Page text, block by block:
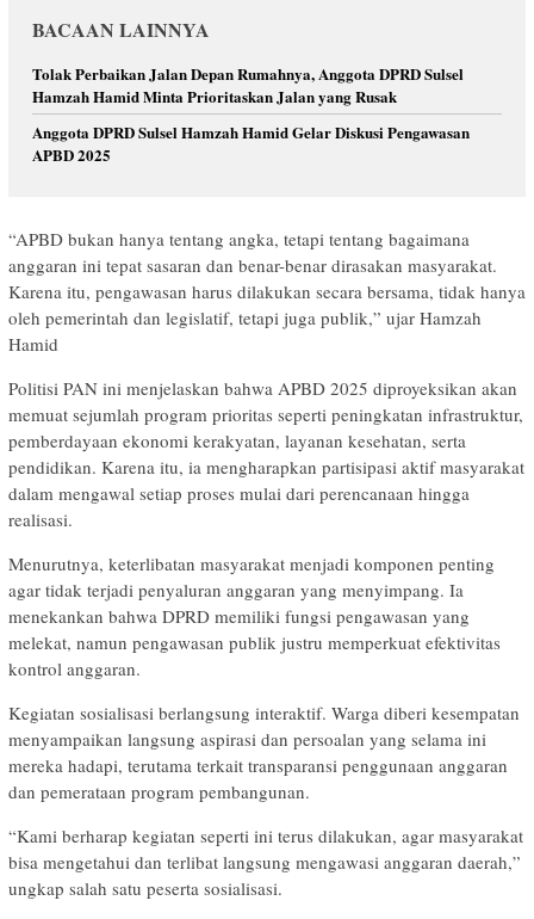
BACAAN LAINNYA
Tolak Perbaikan Jalan Depan Rumahnya, Anggota DPRD Sulsel
Hamzah Hamid Minta Prioritaskan Jalan yang Rusak
Anggota DPRD Sulsel Hamzah Hamid Gelar Diskusi Pengawasan
APBD 2025
“APBD bukan hanya tentang angka, tetapi tentang bagaimana
anggaran ini tepat sasaran dan benar-benar dirasakan masyarakat.
Karena itu, pengawasan harus dilakukan secara bersama, tidak hanya
oleh pemerintah dan legislatif, tetapi juga publik,” ujar Hamzah
Hamid
Politisi PAN ini menjelaskan bahwa APBD 2025 diproyeksikan akan
memuat sejumlah program prioritas seperti peningkatan infrastruktur,
pemberdayaan ekonomi kerakyatan, layanan kesehatan, serta
pendidikan. Karena itu, ia mengharapkan partisipasi aktif masyarakat
dalam mengawal setiap proses mulai dari perencanaan hingga
realisasi.
Menurutnya, keterlibatan masyarakat menjadi komponen penting
agar tidak terjadi penyaluran anggaran yang menyimpang. Ia
menekankan bahwa DPRD memiliki fungsi pengawasan yang
melekat, namun pengawasan publik justru memperkuat efektivitas
kontrol anggaran.
Kegiatan sosialisasi berlangsung interaktif. Warga diberi kesempatan
menyampaikan langsung aspirasi dan persoalan yang selama ini
mereka hadapi, terutama terkait transparansi penggunaan anggaran
dan pemerataan program pembangunan.
“Kami berharap kegiatan seperti ini terus dilakukan, agar masyarakat
bisa mengetahui dan terlibat langsung mengawasi anggaran daerah,”
ungkap salah satu peserta sosialisasi.